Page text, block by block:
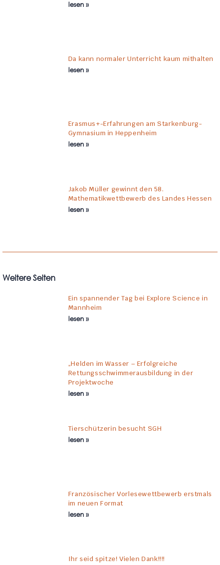
lesen »
Da kann normaler Unterricht kaum mithalten
lesen »
Erasmus+-Erfahrungen am Starkenburg-
Gymnasium in Heppenheim
lesen »
Jakob Müller gewinnt den 58.
Mathematikwettbewerb des Landes Hessen
lesen »
Weitere Seiten
Ein spannender Tag bei Explore Science in
Mannheim
lesen »
„Helden im Wasser – Erfolgreiche
Rettungsschwimmerausbildung in der
Projektwoche
lesen »
Tierschützerin besucht SGH
lesen »
Französischer Vorlesewettbewerb erstmals
im neuen Format
lesen »
Ihr seid spitze! Vielen Dank!!!!